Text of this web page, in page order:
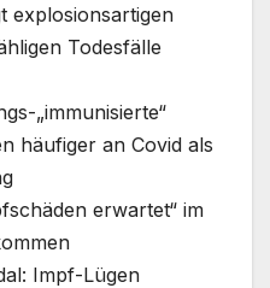
explosionsartigen
Todesfälle
„immunisierte“
häufiger an Covid als
erwartet“ im
Impf-Lügen